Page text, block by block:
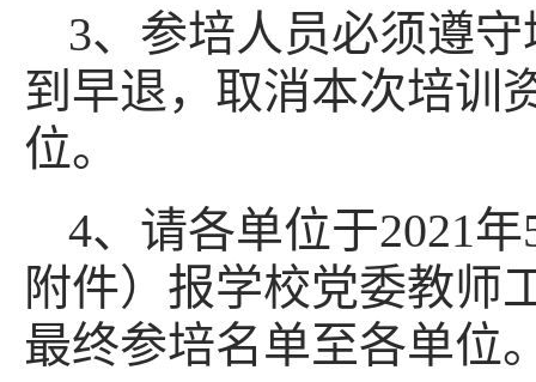
3、参培人员必须遵
到早退，取消本次培训
位。
4、请各单位于2021
附件）报学校党委教师
最终参培名单至各单位